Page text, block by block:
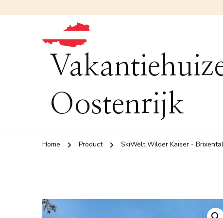
Oostenrijk
Home Product SkiWelt Wilder Kaiser - Brixental